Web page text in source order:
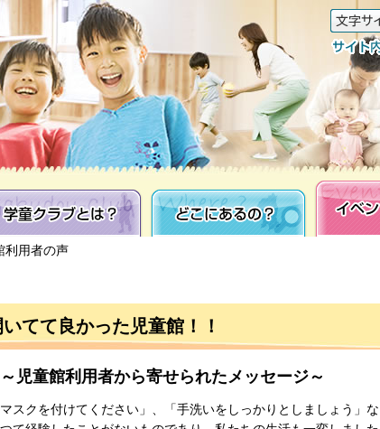
クラブとは？ どこにあるの？ イベント情
利用者の声
いてて良かった児童館！！
～児童館利用者から寄せられたメッセージ～
マスクを付けてください」、「手洗いをしっかりとしましょう」